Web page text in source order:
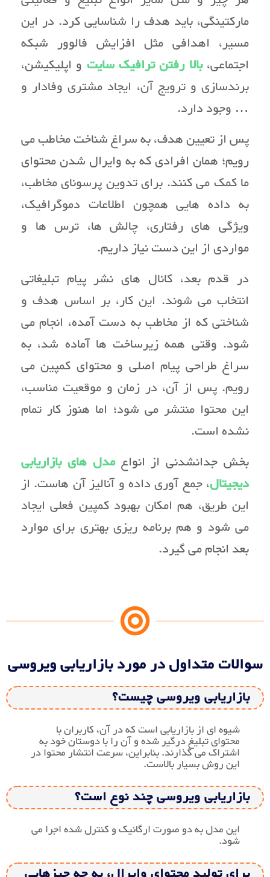
مارکتینگی، باید هدف را شناسایی کرد. در این
مسیر، اهدافی مثل افزایش فالوور شبکه
اجتماعی،بالا رفتن ترافیک سایت و اپلیکیشن،
برندسازی و ترویج آن، ایجاد مشتری وفادار و
… وجود دارد.
پس از تعیین هدف، به سراغ شناخت مخاطب می
رویم؛ همان افرادی که به وایرال شدن محتوای
ما کمک می کنند. برای تدوین پرسونای مخاطب،
به داده هایی همچون اطلاعات دموگرافیک،
ویژگی های رفتاری، چالش ها، ترس ها و
مواردی از این دست نیاز داریم.
در قدم بعد، کانال های نشر پیام تبلیغاتی
انتخاب می شوند. این کار، بر اساس هدف و
شناختی که از مخاطب به دست آمده، انجام می
شود. وقتی همه زیرساخت ها آماده شد، به
سراغ طراحی پیام اصلی و محتوای کمپین می
رویم. پس از آن، در زمان و موقعیت مناسب،
این محتوا منتشر می شود؛ اما هنوز کار تمام
نشده است.
بخش جدانشدنی از انواعمدل های بازاریابی
دیجیتال، جمع آوری داده و آنالیز آن هاست. از
این طریق، هم امکان بهبود کمپین فعلی ایجاد
می شود و هم برنامه ریزی بهتری برای موارد
بعد انجام می گیرد.
سوالات متداول در مورد بازاریابی ویروسی
بازاریابی ویروسی چیست؟
شیوه ای از بازاریابی است که در آن، کاربران با
محتوای تبلیغ درگیر شده و آن را با دوستان خود به
اشتراک می گذارند. بنابراین، سرعت انتشار محتوا در
این روش بسیار بالاست.
بازاریابی ویروسی چند نوع است؟
این مدل به دو صورت ارگانیک و کنترل شده اجرا می
شود.